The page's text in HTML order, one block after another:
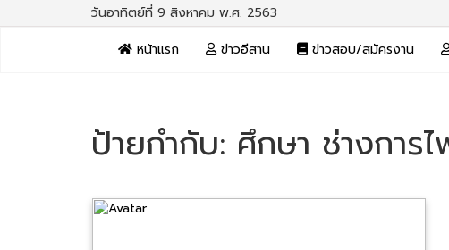
วันอาทิตย์ที่ 9 สิงหาคม พ.ศ. 2563
หน้าแรก
ข่าวอีสาน ข่าวสอบ/สมัครงาน
ป้ายกำกับ: ศึกษา ช่างการ